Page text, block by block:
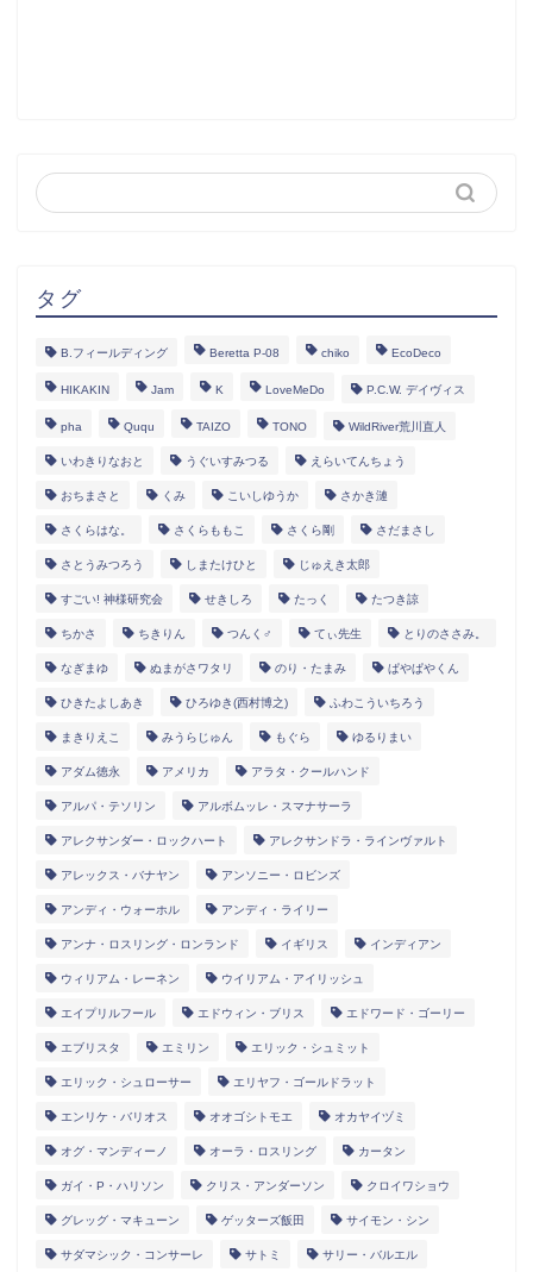
タグ
B.フィールディング Beretta P-08 chiko EcoDeco
HIKAKIN Jam K LoveMeDo P.C.W. デイヴィス
pha Ququ TAIZO TONO WildRiver荒川直人
いわきりなおと うぐいすみつる えらいてんちょう
おちまさと くみ こいしゆうか さかき漣
さくらはな。 さくらももこ さくら剛 さだまさし
さとうみつろう しまたけひと じゅえき太郎
すごい! 神様研究会 せきしろ たっく たつき諒
ちかさ ちきりん つんく♂ てぃ先生 とりのささみ。
なぎまゆ ぬまがさワタリ のり・たまみ ぱやぱやくん
ひきたよしあき ひろゆき(西村博之) ふわこういちろう
まきりえこ みうらじゅん もぐら ゆるりまい
アダム徳永 アメリカ アラタ・クールハンド
アルパ・テソリン アルボムッレ・スマナサーラ
アレクサンダー・ロックハート アレクサンドラ・ラインヴァルト
アレックス・バナヤン アンソニー・ロビンズ
アンディ・ウォーホル アンディ・ライリー
アンナ・ロスリング・ロンランド イギリス インディアン
ウィリアム・レーネン ウイリアム・アイリッシュ
エイプリルフール エドウィン・ブリス エドワード・ゴーリー
エブリスタ エミリン エリック・シュミット
エリック・シュローサー エリヤフ・ゴールドラット
エンリケ・バリオス オオゴシトモエ オカヤイヅミ
オグ・マンディーノ オーラ・ロスリング カータン
ガイ・P・ハリソン クリス・アンダーソン クロイワショウ
グレッグ・マキューン ゲッターズ飯田 サイモン・シン
サダマシック・コンサーレ サトミ サリー・バルエル